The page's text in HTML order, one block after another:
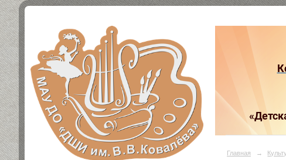
Главная →